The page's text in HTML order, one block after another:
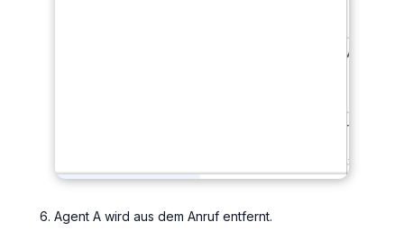
Agent A wird aus dem Anruf entfernt.